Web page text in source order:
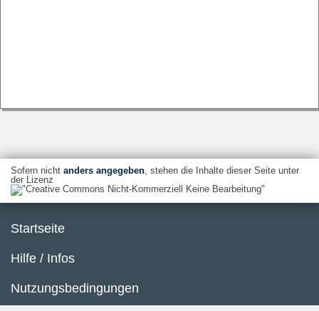
Sofern nicht anders angegeben, stehen die Inhalte dieser Seite unter
der Lizenz
Startseite
Hilfe / Infos
Nutzungsbedingungen